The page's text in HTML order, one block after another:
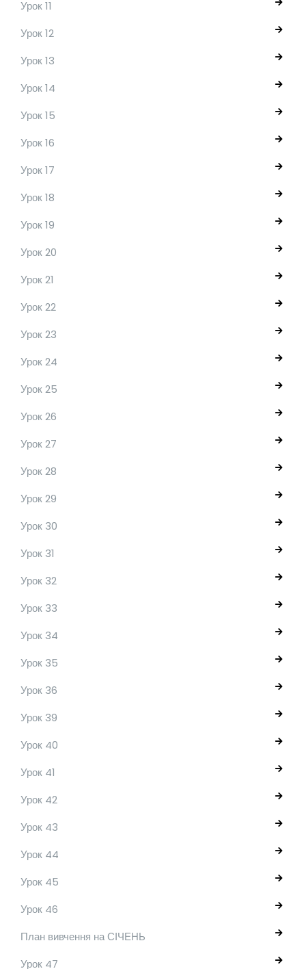
Урок 11
Урок 12
Урок 13
Урок 14
Урок 15
Урок 16
Урок 17
Урок 18
Урок 19
Урок 20
Урок 21
Урок 22
Урок 23
Урок 24
Урок 25
Урок 26
Урок 27
Урок 28
Урок 29
Урок 30
Урок 31
Урок 32
Урок 33
Урок 34
Урок 35
Урок 36
Урок 39
Урок 40
Урок 41
Урок 42
Урок 43
Урок 44
Урок 45
Урок 46
План вивчення на СІЧЕНЬ
Урок 47